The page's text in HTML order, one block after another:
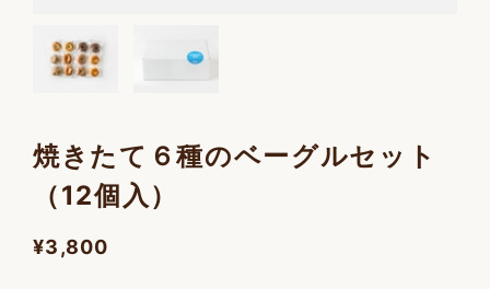
焼きたて６種のベーグルセット
（12個入）
¥3,800